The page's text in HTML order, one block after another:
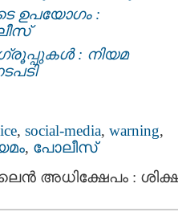
ഉപയോഗം :
: നിയമ
, social-media, warning,
, പോലീസ്
അധിക്ഷേപം :